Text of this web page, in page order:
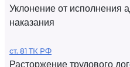
Уклонение от исполнения
наказания
ст. 81 ТК РФ
Расторжение трудового